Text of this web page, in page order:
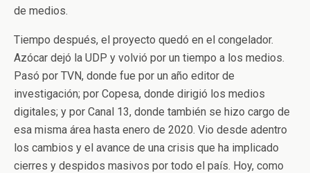
de medios.
Tiempo después, el proyecto quedó en el congelador.
Azócar dejó la UDP y volvió por un tiempo a los medios.
Pasó por TVN, donde fue por un año editor de
investigación; por Copesa, donde dirigió los medios
digitales; y por Canal 13, donde también se hizo cargo de
esa misma área hasta enero de 2020. Vio desde adentro
los cambios y el avance de una crisis que ha implicado
cierres y despidos masivos por todo el país. Hoy, como